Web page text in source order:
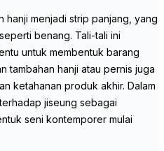
hanji menjadi strip panjang, yang
benang. Tali-tali ini
untuk membentuk barang
tambahan hanji atau pernis juga
ketahanan produk akhir. Dalam
jiseung sebagai
seni kontemporer mulai